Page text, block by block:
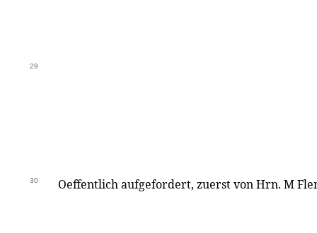
29
30 Oeffentlich aufgefordert, zuerst von Hrn. M